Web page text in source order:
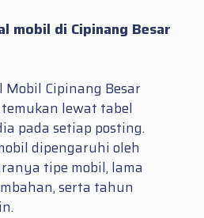
mobil di Cipinang Besar
Mobil Cipinang Besar
lewat tabel
pada setiap posting.
dipengaruhi oleh
tipe mobil, lama
serta tahun